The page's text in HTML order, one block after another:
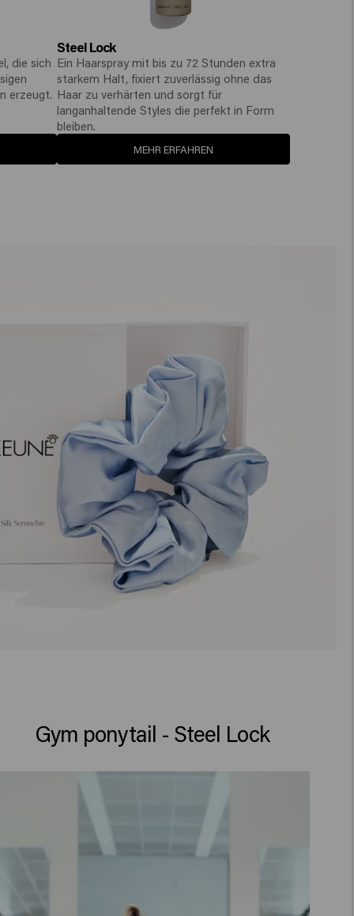
die sich
erzeugt.
Steel Lock
Ein Haarspray mit bis zu 72 Stunden extra
starkem Halt, fixiert zuverlässig ohne das
Haar zu verhärten und sorgt für
langanhaltende Styles die perfekt in Form
bleiben.
MEHR ERFAHREN
Gym ponytail - Steel Lock